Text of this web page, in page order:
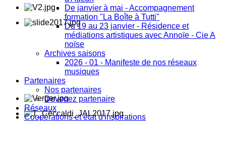
De janvier à mai - Accompagnement
formation "La Boîte à Tutti"
Du 19 au 23 janvier - Résidence et
médiations artistiques avec Annoïe - Cie A
noïse
Archives saisons
2026 - 01 - Manifeste de nos réseaux
musiques
Partenaires
Nos partenaires
Devenez partenaire
Réseaux
Coopérations et état d'inspirations